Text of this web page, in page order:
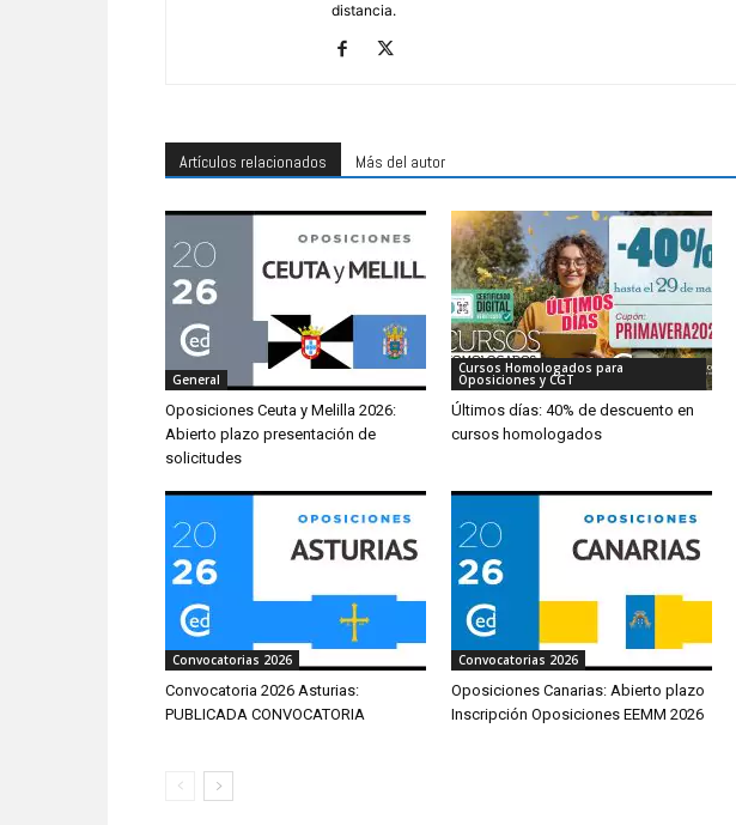
distancia.
Artículos relacionados Más del autor
General
Oposiciones Ceuta y Melilla 2026:
Abierto plazo presentación de
solicitudes
Cursos Homologados para
Oposiciones y CGT
Últimos días: 40% de descuento en
cursos homologados
Convocatorias 2026
Convocatoria 2026 Asturias:
PUBLICADA CONVOCATORIA
Convocatorias 2026
Oposiciones Canarias: Abierto plazo
Inscripción Oposiciones EEMM 2026